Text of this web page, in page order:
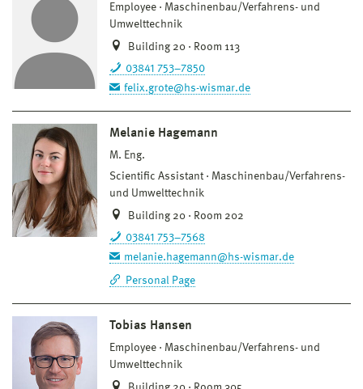
Employee
Maschinenbau/Verfahrens- und
Umwelttechnik
Building 20 · Room 113
03841 753–7850
felix.grote@hs-wismar.de
Melanie Hagemann
M. Eng.
Scientific Assistant
Maschinenbau/Verfahrens-
und Umwelttechnik
Building 20 · Room 202
03841 753–7568
melanie.hagemann@hs-wismar.de
Personal Page
Tobias Hansen
Employee
Maschinenbau/Verfahrens- und
Umwelttechnik